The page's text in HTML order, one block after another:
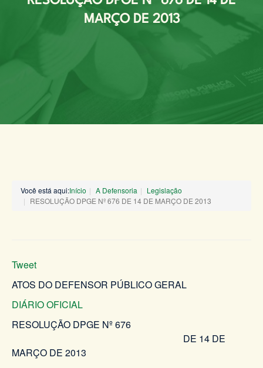
MARÇO DE 2013
Você está aqui:Início A Defensoria
Legislação
RESOLUÇÃO DPGE Nº 676 DE 14 DE MARÇO DE 2013
Tweet
ATOS DO DEFENSOR PÚBLICO GERAL
DIÁRIO OFICIAL
RESOLUÇÃO DPGE Nº 676
DE 14 DE
MARÇO DE 2013